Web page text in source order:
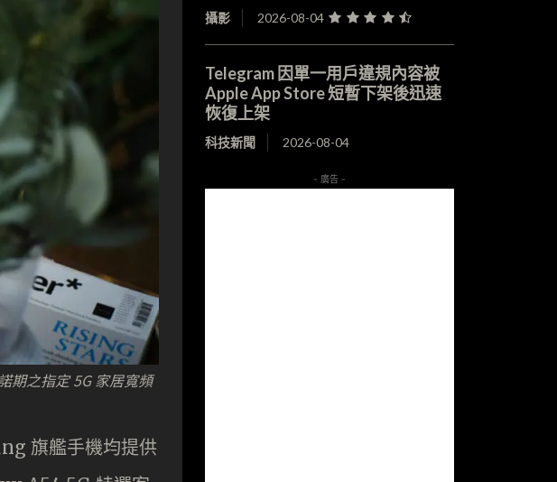
期之指定 5G 家居寬頻
旗艦手機均提供
攝影 2026-08-04
Telegram 因單一用戶違規內容被
Apple App Store 短暫下架後迅速
恢復上架
科技新聞 2026-08-04
- 廣告 -